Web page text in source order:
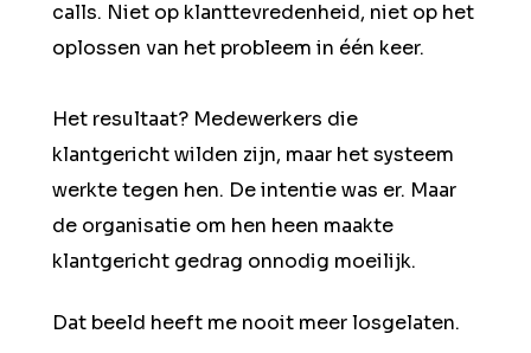
calls. Niet op klanttevredenheid, niet op het
oplossen van het probleem in één keer.
Het resultaat? Medewerkers die
klantgericht wilden zijn, maar het systeem
werkte tegen hen. De intentie was er. Maar
de organisatie om hen heen maakte
klantgericht gedrag onnodig moeilijk.
Dat beeld heeft me nooit meer losgelaten.